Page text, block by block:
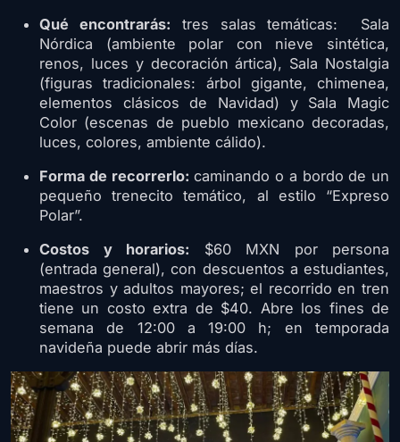
Qué encontrarás: tres salas temáticas: Sala
Nórdica (ambiente polar con nieve sintética,
renos, luces y decoración ártica), Sala Nostalgia
(figuras tradicionales: árbol gigante, chimenea,
elementos clásicos de Navidad) y Sala Magic
Color (escenas de pueblo mexicano decoradas,
luces, colores, ambiente cálido).
Forma de recorrerlo: caminando o a bordo de un
pequeño trenecito temático, al estilo “Expreso
Polar”.
Costos y horarios: $60 MXN por persona
(entrada general), con descuentos a estudiantes,
maestros y adultos mayores; el recorrido en tren
tiene un costo extra de $40. Abre los fines de
semana de 12:00 a 19:00 h; en temporada
navideña puede abrir más días.